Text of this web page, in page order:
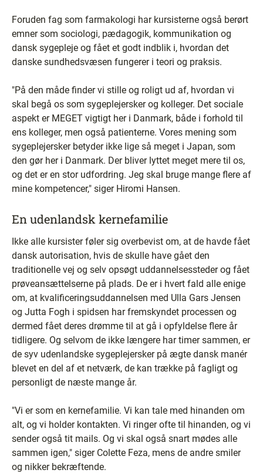
Foruden fag som farmakologi har kursisterne også berørt
emner som sociologi, pædagogik, kommunikation og
dansk sygepleje og fået et godt indblik i, hvordan det
danske sundhedsvæsen fungerer i teori og praksis.
"På den måde finder vi stille og roligt ud af, hvordan vi
skal begå os som sygeplejersker og kolleger. Det sociale
aspekt er MEGET vigtigt her i Danmark, både i forhold til
ens kolleger, men også patienterne. Vores mening som
sygeplejersker betyder ikke lige så meget i Japan, som
den gør her i Danmark. Der bliver lyttet meget mere til os,
og det er en stor udfordring. Jeg skal bruge mange flere af
mine kompetencer," siger Hiromi Hansen.
En udenlandsk kernefamilie
Ikke alle kursister føler sig overbevist om, at de havde fået
dansk autorisation, hvis de skulle have gået den
traditionelle vej og selv opsøgt uddannelsessteder og fået
prøveansættelserne på plads. De er i hvert fald alle enige
om, at kvalificeringsuddannelsen med Ulla Gars Jensen
og Jutta Fogh i spidsen har fremskyndet processen og
dermed fået deres drømme til at gå i opfyldelse flere år
tidligere. Og selvom de ikke længere har timer sammen, er
de syv udenlandske sygeplejersker på ægte dansk manér
blevet en del af et netværk, de kan trække på fagligt og
personligt de næste mange år.
"Vi er som en kernefamilie. Vi kan tale med hinanden om
alt, og vi holder kontakten. Vi ringer ofte til hinanden, og vi
sender også tit mails. Og vi skal også snart mødes alle
sammen igen," siger Colette Feza, mens de andre smiler
og nikker bekræftende.